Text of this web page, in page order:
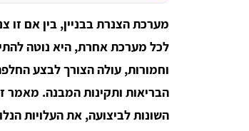
מערכת הצנרת בבניין, בין אם
לכל מערכת אחרת, היא נוטה
וחמורות, עולה הצורך לבצע
הבריאות ותקינות המבנה. מאמר
השונות לביצועה, את העלויות